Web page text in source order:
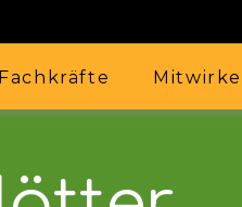
Fachkräfte